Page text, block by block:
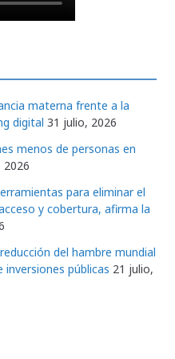
materna frente a la
digital 31 julio, 2026
menos de personas en
2026
para eliminar el
y cobertura, afirma la
del hambre mundial
inversiones públicas 21 julio,